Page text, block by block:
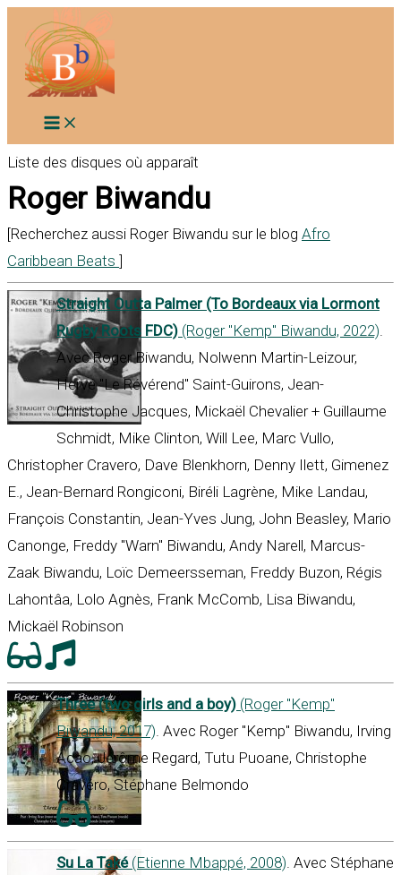
contenu
Liste des disques où apparaît
Roger Biwandu
[Recherchez aussi Roger Biwandu sur le blog Afro
Caribbean Beats ]
Straight Outta Palmer (To Bordeaux via Lormont
Rugby Roots FDC) (Roger "Kemp" Biwandu, 2022).
Avec Roger Biwandu, Nolwenn Martin-Leizour,
Hervé "Le Révérend" Saint-Guirons, Jean-
Christophe Jacques, Mickaël Chevalier + Guillaume
Schmidt, Mike Clinton, Will Lee, Marc Vullo,
Christopher Cravero, Dave Blenkhorn, Denny Ilett, Gimenez
E., Jean-Bernard Rongiconi, Biréli Lagrène, Mike Landau,
François Constantin, Jean-Yves Jung, John Beasley, Mario
Canonge, Freddy "Warn" Biwandu, Andy Narell, Marcus-
Zaak Biwandu, Loïc Demeersseman, Freddy Buzon, Régis
Lahontâa, Lolo Agnès, Frank McComb, Lisa Biwandu,
Mickaël Robinson
Three (two girls and a boy) (Roger "Kemp"
Biwandu, 2017). Avec Roger "Kemp" Biwandu, Irving
Acao, Jérôme Regard, Tutu Puoane, Christophe
Cravéro, Stéphane Belmondo
Su La Také(Etienne Mbappé, 2008). Avec Stéphane